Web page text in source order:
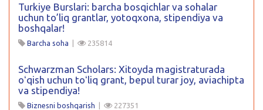
Turkiye Burslari: barcha bosqichlar va sohalar
uchun to’liq grantlar, yotoqxona, stipendiya va
boshqalar!
Barcha soha | 235814
Schwarzman Scholars: Xitoyda magistraturada
oʻqish uchun toʻliq grant, bepul turar joy, aviachipta
va stipendiya!
Biznesni boshqarish | 227351